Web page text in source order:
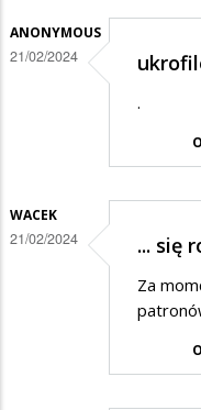
na
Nieprawda,
nie
manipuluj…
ANONYMOUS
21/02/2024
.
WACEK
21/02/2024 ... się
Za